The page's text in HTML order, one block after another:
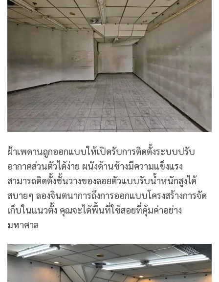
ฝ้าเพดานถูกออกแบบให้เปิดรับการติดตั้งระบบปรับ
อากาศส่วนตัวได้ง่าย ผนังด้านข้างมีความแข็งแรง
สามารถติดตั้งชั้นวางของลอยตัวแบบรับน้ำหนักสูงได้
สบายๆ ลองจินตนาการถึงการออกแบบโครงสร้างการจัด
เก็บในแนวตั้ง คุณจะได้พื้นที่ใช้สอยที่คุ้มค่าอย่าง
มหาศาล